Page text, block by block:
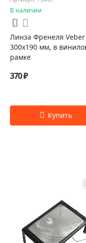
В наличии
Линза Френеля Veber
300x190 мм, в
рамке
370 ₽